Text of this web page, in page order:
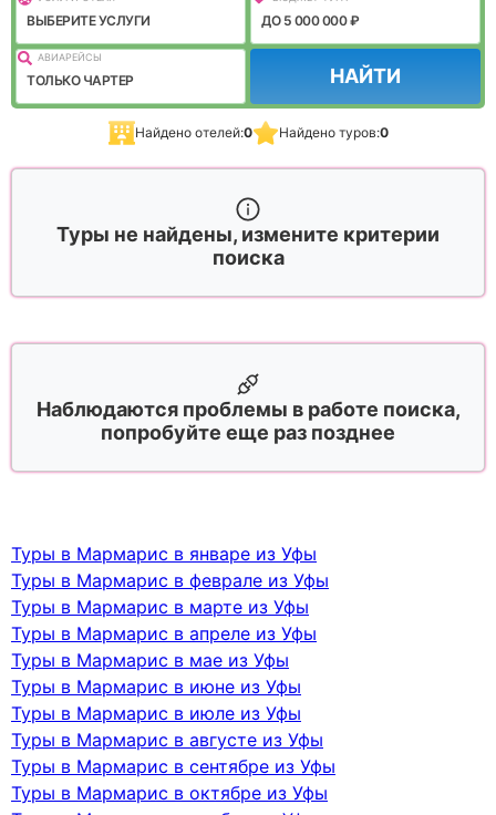
ВЫБЕРИТЕ УСЛУГИ ДО 5 000 000 ₽
АВИАРЕЙСЫ
ТОЛЬКО ЧАРТЕР НАЙТИ
Найдено отелей:0 Найдено туров:0
Туры не найдены, измените критерии
поиска
Наблюдаются проблемы в работе поиска,
попробуйте еще раз позднее
Туры в Мармарис в январе из Уфы
Туры в Мармарис в феврале из Уфы
Туры в Мармарис в марте из Уфы
Туры в Мармарис в апреле из Уфы
Туры в Мармарис в мае из Уфы
Туры в Мармарис в июне из Уфы
Туры в Мармарис в июле из Уфы
Туры в Мармарис в августе из Уфы
Туры в Мармарис в сентябре из Уфы
Туры в Мармарис в октябре из Уфы